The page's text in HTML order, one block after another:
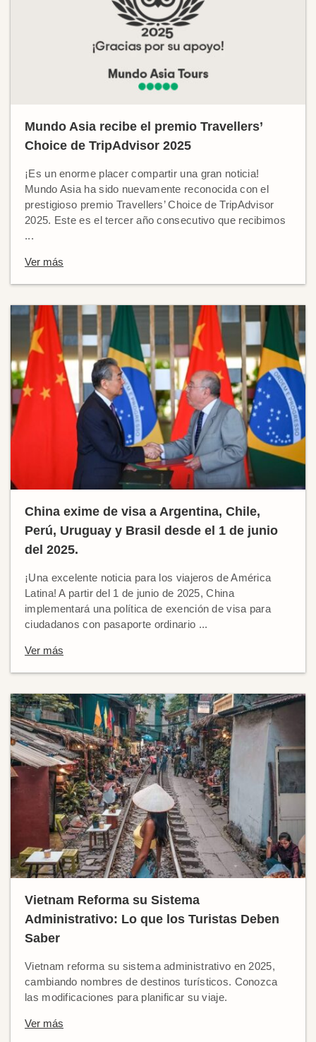
Mundo Asia recibe el premio Travellers’
Choice de TripAdvisor 2025
¡Es un enorme placer compartir una gran noticia!
Mundo Asia ha sido nuevamente reconocida con el
prestigioso premio Travellers’ Choice de TripAdvisor
2025. Este es el tercer año consecutivo que recibimos
...
Ver más
China exime de visa a Argentina, Chile,
Perú, Uruguay y Brasil desde el 1 de junio
del 2025.
¡Una excelente noticia para los viajeros de América
Latina! A partir del 1 de junio de 2025, China
implementará una política de exención de visa para
ciudadanos con pasaporte ordinario ...
Ver más
Vietnam Reforma su Sistema
Administrativo: Lo que los Turistas Deben
Saber
Vietnam reforma su sistema administrativo en 2025,
cambiando nombres de destinos turísticos. Conozca
las modificaciones para planificar su viaje.
Ver más